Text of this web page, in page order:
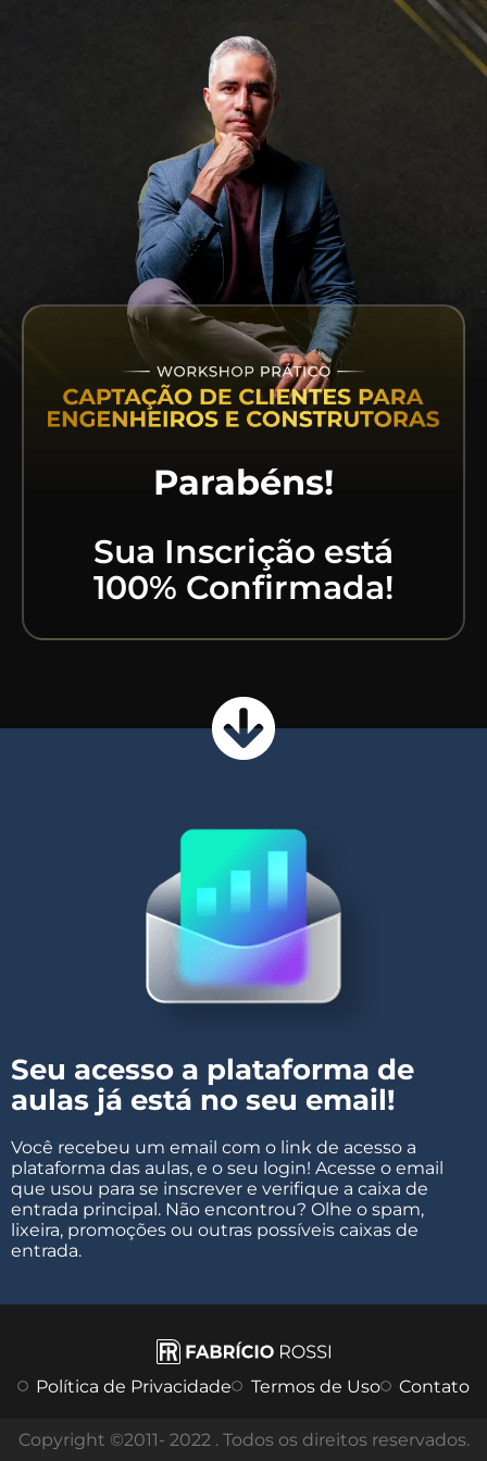
Parabéns!
Sua Inscrição está
100% Confirmada!
Seu acesso a plataforma de
aulas já está no seu email!
Você recebeu um email com o link de acesso a
plataforma das aulas, e o seu login! Acesse o email
que usou para se inscrever e verifique a caixa de
entrada principal. Não encontrou? Olhe o spam,
lixeira, promoções ou outras possíveis caixas de
entrada.
Política de Privacidade Termos de Uso Contato
Copyright ©2011- 2022 . Todos os direitos reservados.